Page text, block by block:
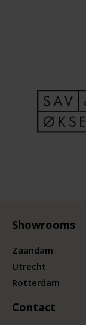
Showrooms
Zaandam
Utrecht
Rotterdam
Contact